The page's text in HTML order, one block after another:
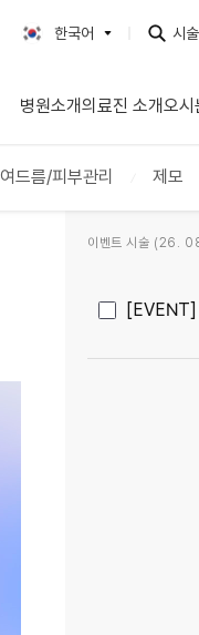
한국어
English
简体字
시
병원소개의료진 소개오시
여드름/피부관리 제모
이벤트 시술 (26.
[EVENT]